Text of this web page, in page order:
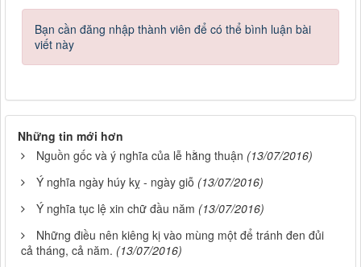
Bạn cần đăng nhập thành viên để có thể bình luận bài
viết này
Những tin mới hơn
Nguồn gốc và ý nghĩa của lễ hằng thuận (13/07/2016)
Ý nghĩa ngày húy kỵ - ngày giỗ (13/07/2016)
Ý nghĩa tục lệ xin chữ đầu năm (13/07/2016)
Những điều nên kiêng kị vào mùng một để tránh đen đủi
cả tháng, cả năm. (13/07/2016)